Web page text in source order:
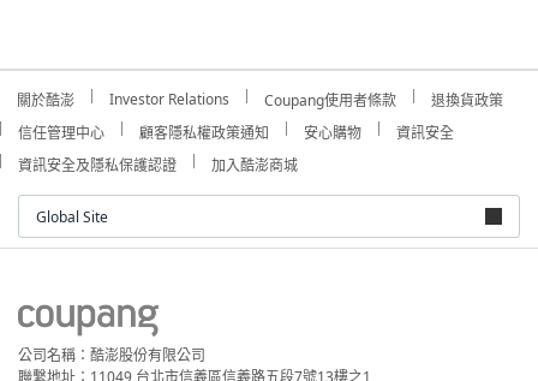
關於酷澎 Investor Relations Coupang使用者條款
退換貨政策
信任管理中心
顧客隱私權政策通知 安心購物
資訊安全
資訊安全及隱私保護認證
加入酷澎商城
Global Site
公司名稱：酷澎股份有限公司
聯繫地址：11049 台北市信義區信義路五段7號13樓之1